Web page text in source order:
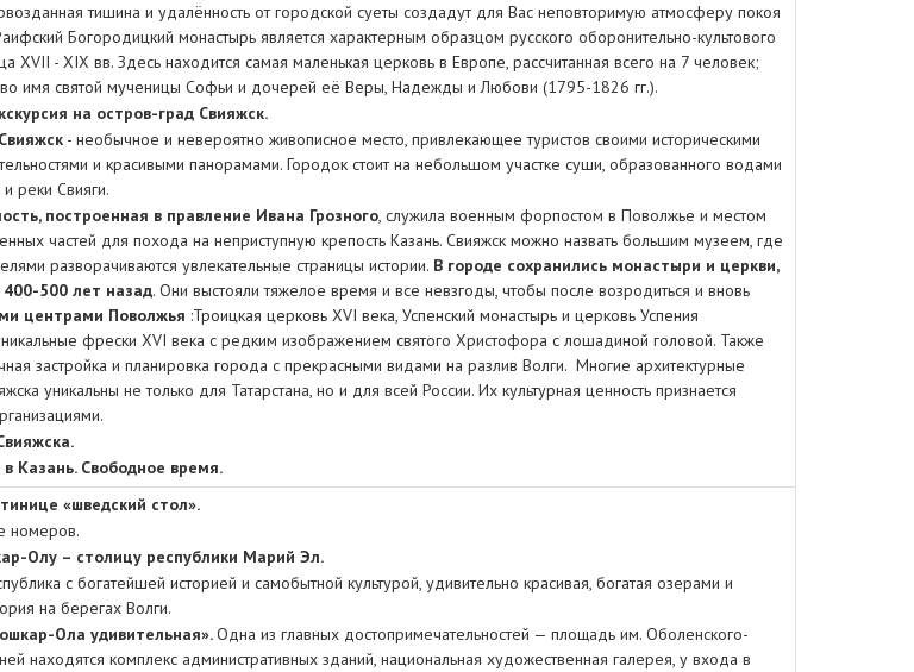
тишина и удалённость от городской суеты создадут для Вас неповторимую атмосферу покоя
Богородицкий монастырь является характерным образцом русского оборонительно-культового
XVII - XIX вв. Здесь находится самая маленькая церковь в Европе, рассчитанная всего на 7 человек;
имя святой мученицы Софьи и дочерей её Веры, Надежды и Любови (1795-1826 гг.).
на остров-град Свияжск.
- необычное и невероятно живописное место, привлекающее туристов своими историческими
и красивыми панорамами. Городок стоит на небольшом участке суши, образованного водами
реки Свияги.
построенная в правление Ивана Грозного, служила военным форпостом в Поволжье и местом
частей для похода на неприступную крепость Казань. Свияжск можно назвать большим музеем, где
разворачиваются увлекательные страницы истории. В городе сохранились монастыри и церкви,
500 лет назад. Они выстояли тяжелое время и все невзгоды, чтобы после возродиться и вновь
центрами Поволжья :Троицкая церковь XVI века, Успенский монастырь и церковь Успения
фрески XVI века c редким изображением святого Христофора с лошадиной головой. Также
застройка и планировка города c прекрасными видами на разлив Волги. Многие архитектурные
уникальны не только для Татарстана, но и для всей России. Их культурная ценность признается
Казань. Свободное время.
«шведский стол».
номеров.
Олу – столицу республики Марий Эл.
с богатейшей историей и самобытной культурой, удивительно красивая, богатая озерами и
на берегах Волги.
Ола удивительная».Одна из главных достопримечательностей — площадь им. Оболенского-
находятся комплекс административных зданий, национальная художественная галерея, у входа в